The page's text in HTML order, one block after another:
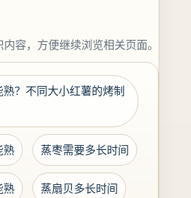
容，方便继续浏览相关页面。
？不同大小红薯的烤制
熟 蒸枣需要多长时间
熟 蒸扇贝多长时间